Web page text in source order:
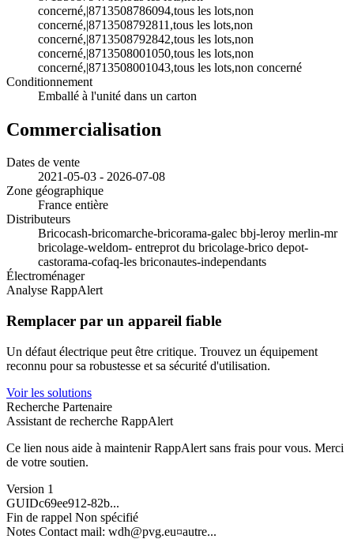
concerné,|8713508786094,tous les lots,non
concerné,|8713508792811,tous les lots,non
concerné,|8713508792842,tous les lots,non
concerné,|8713508001050,tous les lots,non
concerné,|8713508001043,tous les lots,non concerné
Conditionnement
Emballé à l'unité dans un carton
Commercialisation
Dates de vente
2021-05-03 - 2026-07-08
Zone géographique
France entière
Distributeurs
Bricocash-bricomarche-bricorama-galec bbj-leroy merlin-mr
bricolage-weldom- entreprot du bricolage-brico depot-
castorama-cofaq-les briconautes-independants
Électroménager
Analyse RappAlert
Remplacer par un appareil fiable
Un défaut électrique peut être critique. Trouvez un équipement
reconnu pour sa robustesse et sa sécurité d'utilisation.
Voir les solutions
Recherche Partenaire
Assistant de recherche RappAlert
Ce lien nous aide à maintenir RappAlert sans frais pour vous. Merci
de votre soutien.
Version 1
GUIDc69ee912-82b...
Fin de rappel Non spécifié
Notes Contact mail: wdh@pvg.eu¤autre...